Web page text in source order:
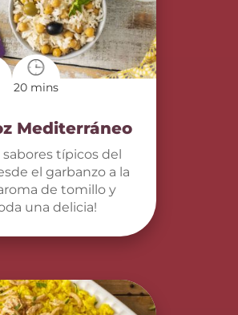
20 mins
Mediterráneo
típicos del
el garbanzo a la
de tomillo y
una delicia!